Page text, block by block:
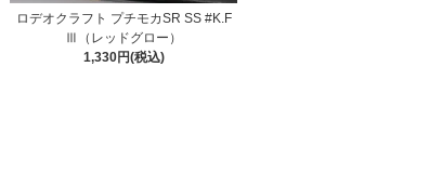
ロデオクラフト プチモカSR SS #K.F
Ⅲ（レッドグロー）
1,330円(税込)